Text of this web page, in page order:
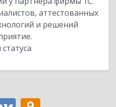
аттестованных
и решений